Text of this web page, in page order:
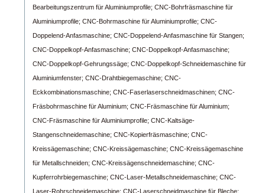
Bearbeitungszentrum für Aluminiumprofile; CNC-Bohrfräsmaschine für
Aluminiumprofile; CNC-Bohrmaschine für Aluminiumprofile; CNC-
Doppelend-Anfasmaschine; CNC-Doppelend-Anfasmaschine für Stangen;
CNC-Doppelkopf-Anfasmaschine; CNC-Doppelkopf-Anfasmaschine;
CNC-Doppelkopf-Gehrungssäge; CNC-Doppelkopf-Schneidemaschine für
Aluminiumfenster; CNC-Drahtbiegemaschine; CNC-
Eckkombinationsmaschine; CNC-Faserlaserschneidmaschinen; CNC-
Fräsbohrmaschine für Aluminium; CNC-Fräsmaschine für Aluminium;
CNC-Fräsmaschine für Aluminiumprofile; CNC-Kaltsäge-
Stangenschneidemaschine; CNC-Kopierfräsmaschine; CNC-
Kreissägemaschine; CNC-Kreissägemaschine; CNC-Kreissägemaschine
für Metallschneiden; CNC-Kreissägenschneidemaschine; CNC-
Kupferrohrbiegemaschine; CNC-Laser-Metallschneidemaschine; CNC-
Laser-Rohrschneidemaschine; CNC-Laserschneidmaschine für Bleche;